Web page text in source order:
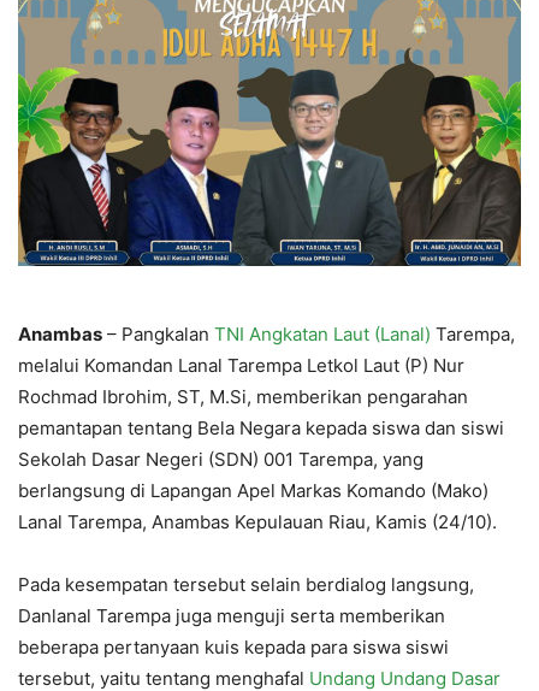
Anambas – Pangkalan TNI Angkatan Laut (Lanal) Tarempa,
melalui Komandan Lanal Tarempa Letkol Laut (P) Nur
Rochmad Ibrohim, ST, M.Si, memberikan pengarahan
pemantapan tentang Bela Negara kepada siswa dan siswi
Sekolah Dasar Negeri (SDN) 001 Tarempa, yang
berlangsung di Lapangan Apel Markas Komando (Mako)
Lanal Tarempa, Anambas Kepulauan Riau, Kamis (24/10).
Pada kesempatan tersebut selain berdialog langsung,
Danlanal Tarempa juga menguji serta memberikan
beberapa pertanyaan kuis kepada para siswa siswi
tersebut, yaitu tentang menghafal Undang Undang Dasar